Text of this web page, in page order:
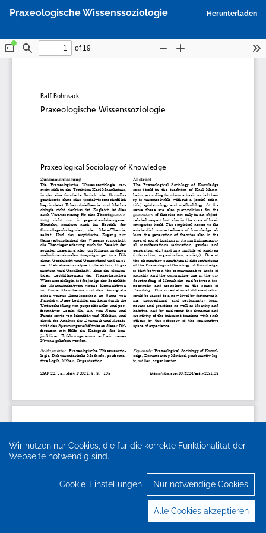
Wir nutzen nur Cookies, die für die korrekte Funktionalität der
Webseite notwendig sind.
Cookie-Einstellungen Nur notwendige Cookies
Alle Cookies akzeptieren
Artikeldetails
Praxeologische Wissenssoziologie Herunterladen